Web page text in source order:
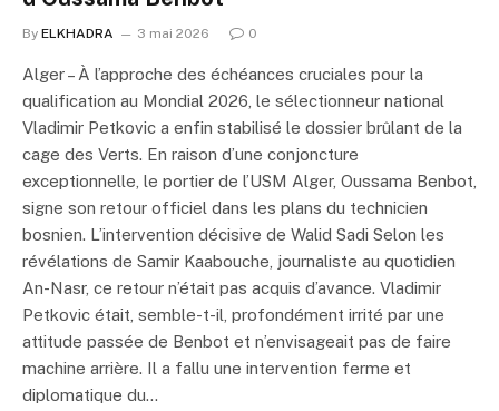
By ELKHADRA 3 mai 2026 0
Alger – À l’approche des échéances cruciales pour la
qualification au Mondial 2026, le sélectionneur national
Vladimir Petkovic a enfin stabilisé le dossier brûlant de la
cage des Verts. En raison d’une conjoncture
exceptionnelle, le portier de l’USM Alger, Oussama Benbot,
signe son retour officiel dans les plans du technicien
bosnien. L’intervention décisive de Walid Sadi Selon les
révélations de Samir Kaabouche, journaliste au quotidien
An-Nasr, ce retour n’était pas acquis d’avance. Vladimir
Petkovic était, semble-t-il, profondément irrité par une
attitude passée de Benbot et n’envisageait pas de faire
machine arrière. Il a fallu une intervention ferme et
diplomatique du…